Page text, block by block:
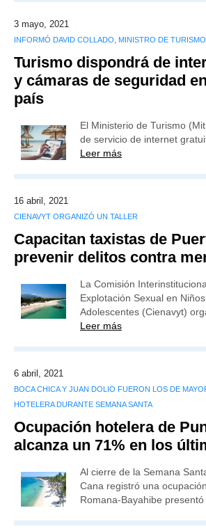
3 mayo, 2021
INFORMÓ DAVID COLLADO, MINISTRO DE TURISMO
Turismo dispondrá de
y cámaras de seguridad
país
El Ministerio de Turismo
de servicio de internet
Leer más
16 abril, 2021
CIENAVYT ORGANIZÓ UN TALLER
Capacitan taxistas de
prevenir delitos contra
La Comisión
Explotación Sexual en
Adolescentes (Cienavyt)
Leer más
6 abril, 2021
BOCA CHICA Y JUAN DOLIO FUERON LOS DE
HOTELERA DURANTE SEMANA SANTA
Ocupación hotelera de
alcanza un 71% en los
Al cierre de la Semana
Cana registró una
Romana-Bayahibe